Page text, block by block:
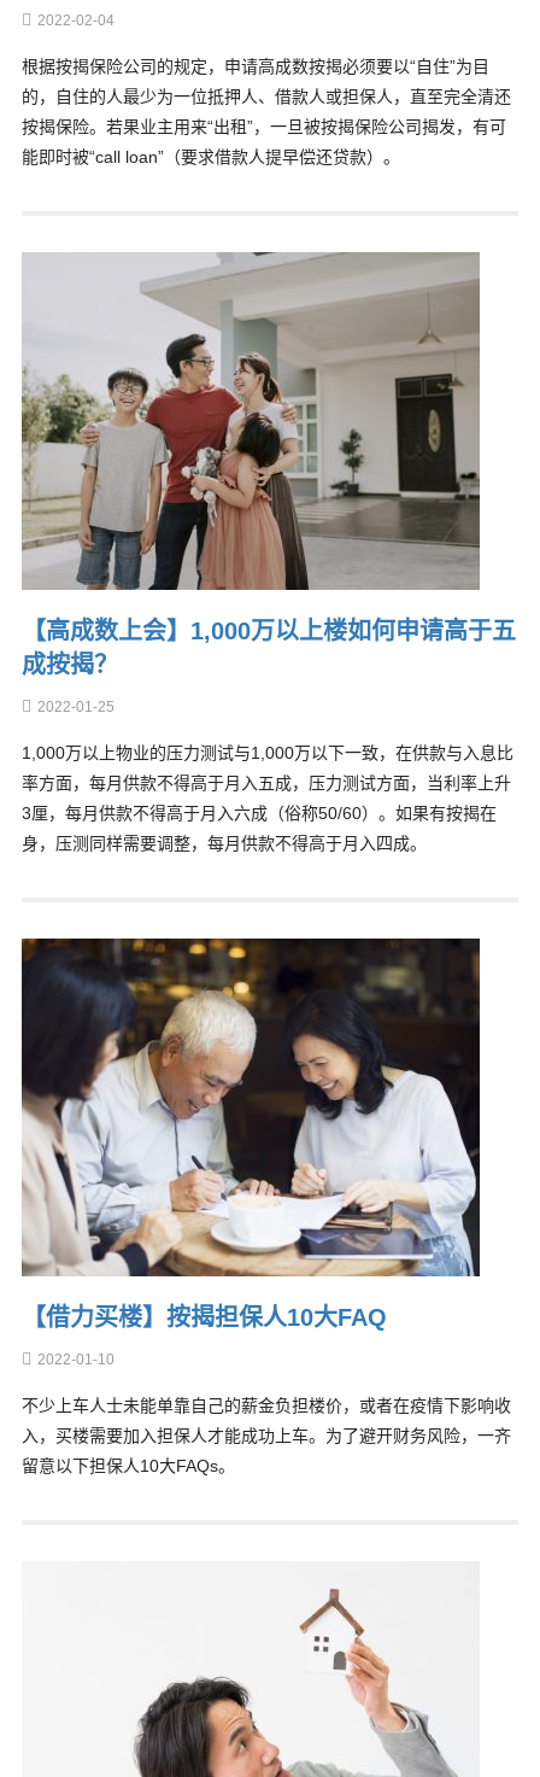
2022-02-04
根据按揭保险公司的规定，申请高成数按揭必须要以“自住”为目
的，自住的人最少为一位抵押人、借款人或担保人，直至完全清还
按揭保险。若果业主用来“出租”，一旦被按揭保险公司揭发，有可
能即时被“call loan”（要求借款人提早偿还贷款）。
【高成数上会】1,000万以上楼如何申请高于五
成按揭？
2022-01-25
1,000万以上物业的压力测试与1,000万以下一致，在供款与入息比
率方面，每月供款不得高于月入五成，压力测试方面，当利率上升
3厘，每月供款不得高于月入六成（俗称50/60）。如果有按揭在
身，压测同样需要调整，每月供款不得高于月入四成。
【借力买楼】按揭担保人10大FAQ
2022-01-10
不少上车人士未能单靠自己的薪金负担楼价，或者在疫情下影响收
入，买楼需要加入担保人才能成功上车。为了避开财务风险，一齐
留意以下担保人10大FAQs。